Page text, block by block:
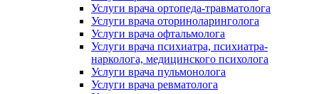
Услуги врача ортопеда-травматолога
Услуги врача оториноларинголога
Услуги врача офтальмолога
Услуги врача психиатра, психиатра-
нарколога, медицинского психолога
Услуги врача пульмонолога
Услуги врача ревматолога